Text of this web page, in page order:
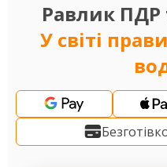
Равлик ПДР
У світі